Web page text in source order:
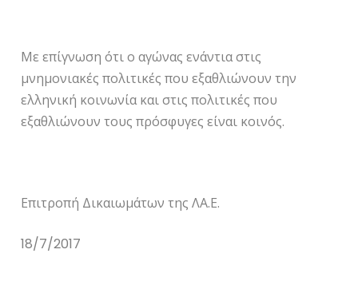
Με επίγνωση ότι ο αγώνας ενάντια στις
μνημονιακές πολιτικές που εξαθλιώνουν την
ελληνική κοινωνία και στις πολιτικές που
εξαθλιώνουν τους πρόσφυγες είναι κοινός.
Επιτροπή Δικαιωμάτων της ΛΑ.Ε.
18/7/2017